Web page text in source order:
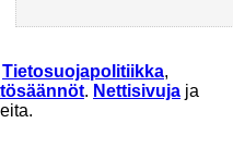
Tietosuojapolitiikka,
. Nettisivuja ja